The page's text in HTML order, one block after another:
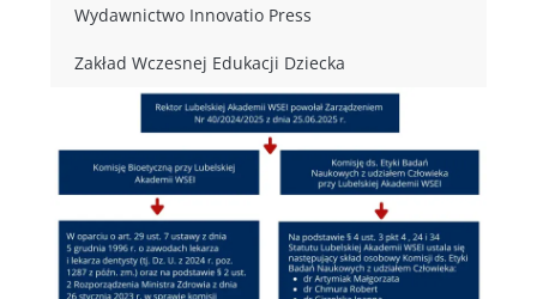
Wydawnictwo Innovatio Press
Zakład Wczesnej Edukacji Dziecka